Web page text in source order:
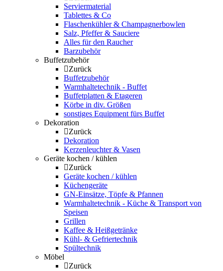
Serviermaterial
Tablettes & Co
Flaschenkühler & Champagnerbowlen
Salz, Pfeffer & Sauciere
Alles für den Raucher
Barzubehör
Buffetzubehör
Zurück
Buffetzubehör
Warmhaltetechnik - Buffet
Buffetplatten & Etageren
Körbe in div. Größen
sonstiges Equipment fürs Buffet
Dekoration
Zurück
Dekoration
Kerzenleuchter & Vasen
Geräte kochen / kühlen
Zurück
Geräte kochen / kühlen
Küchengeräte
GN-Einsätze, Töpfe & Pfannen
Warmhaltetechnik - Küche & Transport von
Speisen
Grillen
Kaffee & Heißgetränke
Kühl- & Gefriertechnik
Spültechnik
Möbel
Zurück